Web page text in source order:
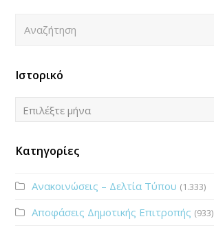
Ιστορικό
Ιστορικό
Επιλέξτε μήνα
Κατηγορίες
Ανακοινώσεις – Δελτία Τύπου (1.333)
Αποφάσεις Δημοτικής Επιτροπής (933)